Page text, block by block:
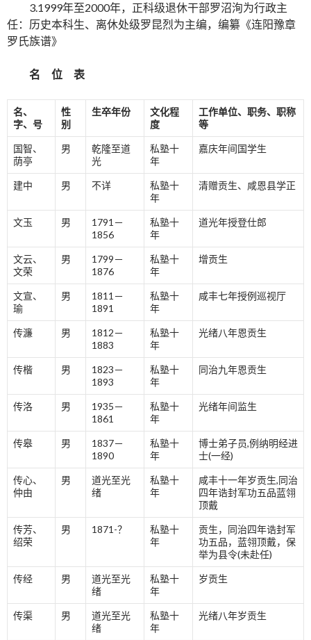
3.1999年至2000年，正科级退休干部罗沼洵为行政主
任：历史本科生、离休处级罗昆烈为主编，编纂《连阳豫章
罗氏族谱》
名 位 表
名、
字、号
性
别
生卒年份
文化程
度
工作单位、职务、职称
等
国智、
荫亭
男
乾隆至道
光
私塾十
年
嘉庆年间国学生
建中 男 不详
私塾十
年
清赠贡生、咸恩县学正
文玉 男
1791－
1856
私塾十
年
道光年授登仕郎
文云、
文荣
男
1799－
1876
私塾十
年
增贡生
文宣、
瑜
男
1811－
1891
私塾十
年
咸丰七年授例巡视厅
传濂 男
1812－
1883
私塾十
年
光绪八年恩贡生
传楷 男
1823－
1893
私塾十
年
同治九年恩贡生
传洛 男
1935－
1861
私塾十
年
光绪年间监生
传皋 男
1837－
1890
私塾十
年
博士弟子员,例纳明经进
士(一经)
传心、
仲由
男
道光至光
绪
私塾十
年
咸丰十一年岁贡生,同治
四年诰封军功五品蓝翎
顶戴
传芳、
绍荣
男 1871-？
私塾十
年
贡生，同治四年诰封军
功五品，蓝翎顶戴，保
举为县令(未赴任)
传经 男
道光至光
绪
私塾十
年
岁贡生
传渠 男
道光至光
绪
私塾十
年
光绪八年岁贡生